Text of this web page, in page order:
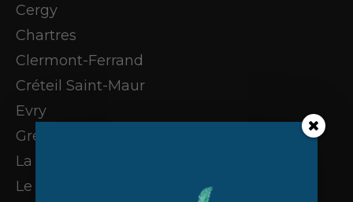
Cergy
Chartres
Clermont-Ferrand
Créteil Saint-Maur
Evry
Grenoble
La Rochelle
Le Havre